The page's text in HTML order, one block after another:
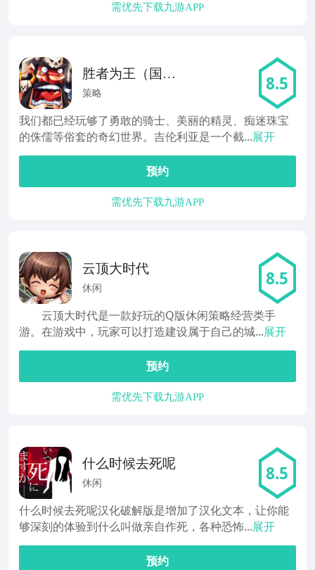
需优先下载九游APP
胜者为王（国服
版）
策略 8.5
我们都已经玩够了勇敢的骑士、美丽的精灵、痴迷珠宝
的侏儒等俗套的奇幻世界。吉伦利亚是一个截...展开
预约
需优先下载九游APP
云顶大时代
休闲 8.5
云顶大时代是一款好玩的Q版休闲策略经营类手
游。在游戏中，玩家可以打造建设属于自己的城...展开
预约
需优先下载九游APP
什么时候去死呢
休闲 8.5
什么时候去死呢汉化破解版是增加了汉化文本，让你能
够深刻的体验到什么叫做亲自作死，各种恐怖...展开
预约